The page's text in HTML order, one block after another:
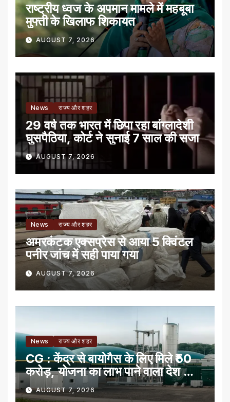
राष्ट्रीय ध्वज के अपमान मामले में महबूबा
मुफ्ती के खिलाफ शिकायत
AUGUST 7, 2026
News राज्य और शहर
29 वर्ष तक भारत में छिपा रहा बांग्लादेशी
घुसपैठिया, कोर्ट ने सुनाई 7 साल की सजा
AUGUST 7, 2026
News राज्य और शहर
अमरकंटक एक्सप्रेस से आया 5 क्विंटल
पनीर जांच में सही पाया गया
AUGUST 7, 2026
News राज्य और शहर
CG : केंद्र से बायोगैस के लिए मिले ₹50
करोड़, योजना का लाभ पाने वाला देश का
पहला राज्य
AUGUST 7, 2026